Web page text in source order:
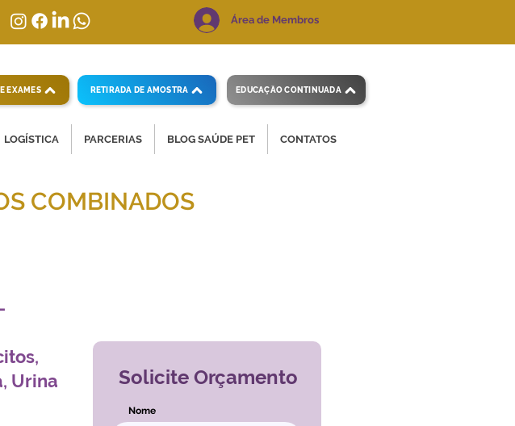
Área de Membros
EXAMES RETIRADA DE AMOSTRA EDUCAÇÃO CONTINUADA
LOGÍSTICA PARCERIAS BLOG SAÚDE PET CONTATOS
COMBINADOS
Urina
Solicite Orçamento
Nome